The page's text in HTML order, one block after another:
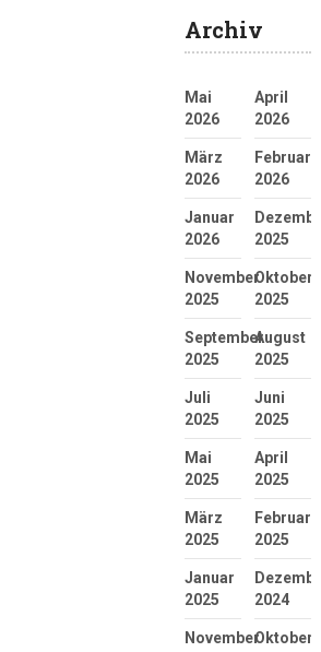
Archiv
Mai
2026
April
2026
März
2026
Februar
2026
Januar
2026
2025
November
2025
Oktober
2025
September
2025
August
2025
Juli
2025
Juni
2025
Mai
2025
April
2025
März
2025
Februar
2025
Januar
2025
2024
NovemberOktober